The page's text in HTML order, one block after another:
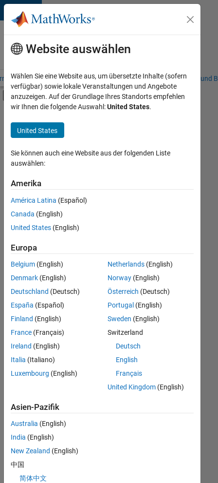
Weiter zum Inhalt
Karriere
bei
MathWorks
– Übersicht Stellensuche Niederlassungen Studierende und
Umschaltung für Off-Canvas-
Hauptinhalt
Customer Support
Education Sales
Inside Sales
Marketing Communications
Business Model Team
Finance and Operations
Human Resources
+6
Derzeit
es
keine
offenen
Stellen,
Ihren
Suchkriterien
entsprechen.
können
die
Suchkriterien
weiter
fassen
oder
alle
Stellenangebote
anzeigen .
noch
keine
offenen
Stellen
können,
die
Website auswählen
Wählen Sie eine Website aus, um übersetzte Inhalte (sofern
verfügbar) sowie lokale Veranstaltungen und Angebote
anzuzeigen. Auf der Grundlage Ihres Standorts empfehlen
wir Ihnen die folgende Auswahl:United States.
United States
Sie können auch eine Website aus der folgenden Liste
auswählen:
Amerika
América Latina (Español)
Canada (English)
United States (English)
Europa
Belgium (English)
Denmark (English)
Deutschland (Deutsch)
España (Español)
Finland (English)
France (Français)
Ireland (English)
Italia (Italiano)
Luxembourg (English)
Netherlands(English)
Norway(English)
Österreich (Deutsch)
Portugal (English)
Sweden (English)
Switzerland
Deutsch
English
Français
United Kingdom(English)
Asien-Pazifik
Australia (English)
India (English)
New Zealand (English)
中国
简体中文